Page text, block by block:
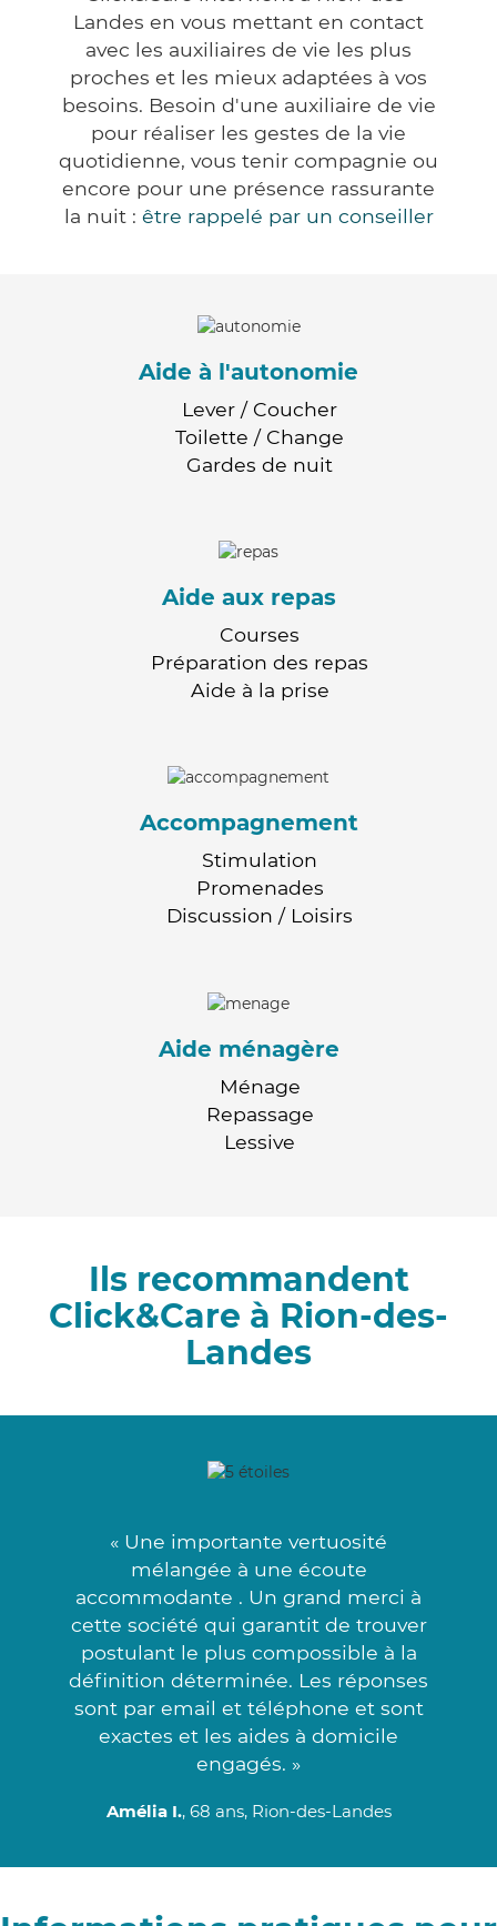
Landes en vous mettant en contact
avec les auxiliaires de vie les plus
proches et les mieux adaptées à vos
besoins. Besoin d'une auxiliaire de vie
pour réaliser les gestes de la vie
quotidienne, vous tenir compagnie ou
encore pour une présence rassurante
la nuit : être rappelé par un conseiller
Aide à l'autonomie
Lever / Coucher
Toilette / Change
Gardes de nuit
Aide aux repas
Courses
Préparation des repas
Aide à la prise
Accompagnement
Stimulation
Promenades
Discussion / Loisirs
Aide ménagère
Ménage
Repassage
Lessive
Ils recommandent
Click&Care à Rion-des-
Landes
« Une importante vertuosité
mélangée à une écoute
accommodante . Un grand merci à
cette société qui garantit de trouver
postulant le plus compossible à la
définition déterminée. Les réponses
sont par email et téléphone et sont
exactes et les aides à domicile
engagés. »
Amélia I., 68 ans, Rion-des-Landes